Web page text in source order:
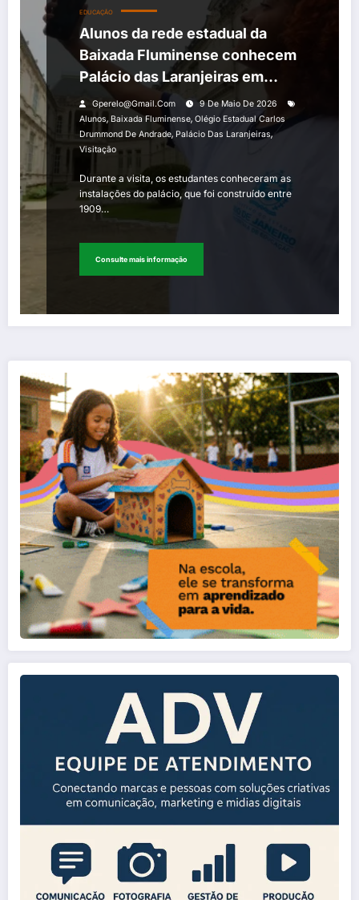
EDUCAÇÃO
Alunos da rede estadual da
Baixada Fluminense conhecem
Palácio das Laranjeiras em
retomada da visitação
Gperelo@gmail.com
9 De Maio De 2026
Alunos, Baixada Fluminense, Olégio Estadual Carlos
Drummond De Andrade, Palácio Das Laranjeiras,
Visitação
Durante a visita, os estudantes conheceram as
instalações do palácio, que foi construído entre
1909…
Consulte mais informação